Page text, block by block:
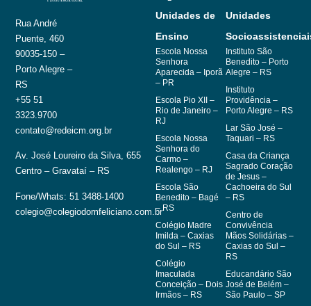
Rua André
Puente, 460
90035-150 –
Porto Alegre –
RS
+55 51
3323.9700
contato@redeicm.org.br
Av. José Loureiro da Silva, 655
Centro – Gravataí – RS
Fone/Whats: 51 3488-1400
colegio@colegiodomfeliciano.com.br
Unidades de
Ensino
Escola Nossa
Senhora
Aparecida – Iporã
– PR
Escola Pio XII –
Rio de Janeiro –
RJ
Escola Nossa
Senhora do
Carmo –
Realengo – RJ
Escola São
Benedito – Bagé
– RS
Colégio Madre
Imilda – Caxias
do Sul – RS
Colégio
Imaculada
Conceição – Dois
Irmãos – RS
Unidades
Instituto São
Benedito – Porto
Alegre – RS
Instituto
Providência –
Porto Alegre – RS
Lar São José –
Taquari – RS
Casa da Criança
Sagrado Coração
de Jesus –
Cachoeira do Sul
– RS
Centro de
Convivência
Mãos Solidárias –
Caxias do Sul –
RS
Educandário São
José de Belém –
São Paulo – SP